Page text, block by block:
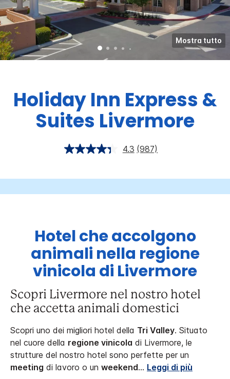
Mostra tutto
Holiday Inn Express &
Suites Livermore
4.3 (987)
Hotel che accolgono
animali nella regione
vinicola di Livermore
Scopri Livermore nel nostro hotel
che accetta animali domestici
Scopri uno dei migliori hotel della Tri Valley. Situato
nel cuore della regione vinicola di Livermore, le
strutture del nostro hotel sono perfette per un
meeting di lavoro o un weekend... Leggi di più